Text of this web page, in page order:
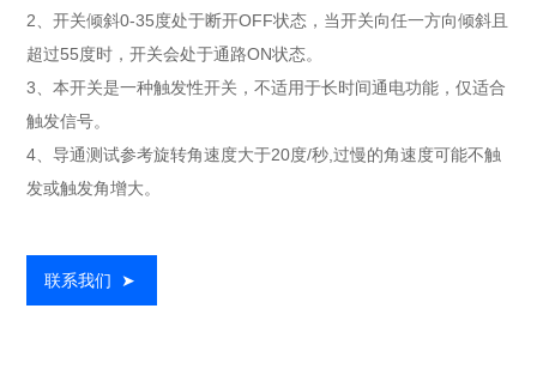
2、开关倾斜0-35度处于断开OFF状态，当开关向任一方向倾斜且
超过55度时，开关会处于通路ON状态。
3、本开关是一种触发性开关，不适用于长时间通电功能，仅适合
触发信号。
4、导通测试参考旋转角速度大于20度/秒,过慢的角速度可能不触
发或触发角增大。
联系我们 ➤